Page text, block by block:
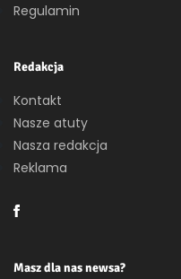
Regulamin
Redakcja
Kontakt
Nasze atuty
Nasza redakcja
Reklama
Masz dla nas newsa?